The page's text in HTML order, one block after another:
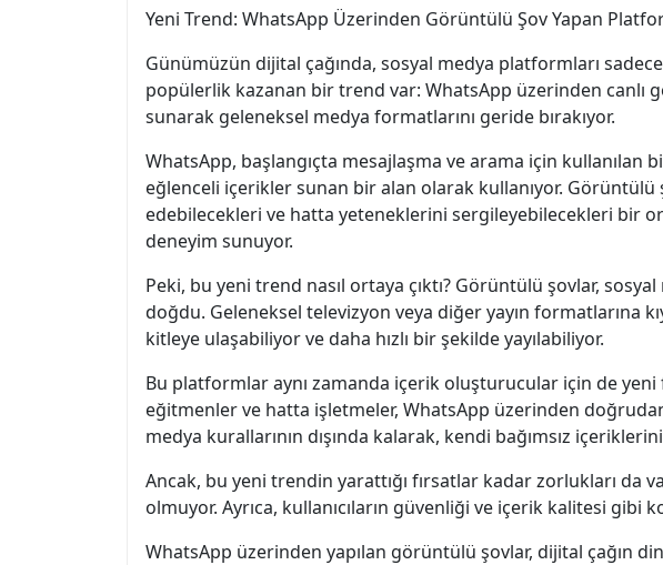
Yeni Trend: WhatsApp Üzerinden Görüntülü Şov Yapan
Günümüzün dijital çağında, sosyal medya platformları
popülerlik kazanan bir trend var: WhatsApp üzerinden canlı
sunarak geleneksel medya formatlarını geride bırakıyor.
WhatsApp, başlangıçta mesajlaşma ve arama için
eğlenceli içerikler sunan bir alan olarak kullanıyor.
edebilecekleri ve hatta yeteneklerini sergileyebilecekleri bir
deneyim sunuyor.
Peki, bu yeni trend nasıl ortaya çıktı? Görüntülü şovlar,
doğdu. Geleneksel televizyon veya diğer yayın formatlarına
kitleye ulaşabiliyor ve daha hızlı bir şekilde yayılabiliyor.
Bu platformlar aynı zamanda içerik oluşturucular için de
eğitmenler ve hatta işletmeler, WhatsApp üzerinden
medya kurallarının dışında kalarak, kendi bağımsız
Ancak, bu yeni trendin yarattığı fırsatlar kadar zorlukları da
olmuyor. Ayrıca, kullanıcıların güvenliği ve içerik kalitesi gibi
WhatsApp üzerinden yapılan görüntülü şovlar, dijital çağın